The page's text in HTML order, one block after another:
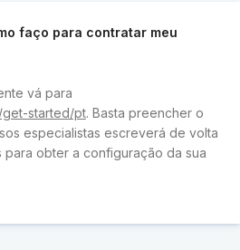
faço para contratar meu
vá para
get-started/pt. Basta preencher o
especialistas escreverá de volta
obter a configuração da sua